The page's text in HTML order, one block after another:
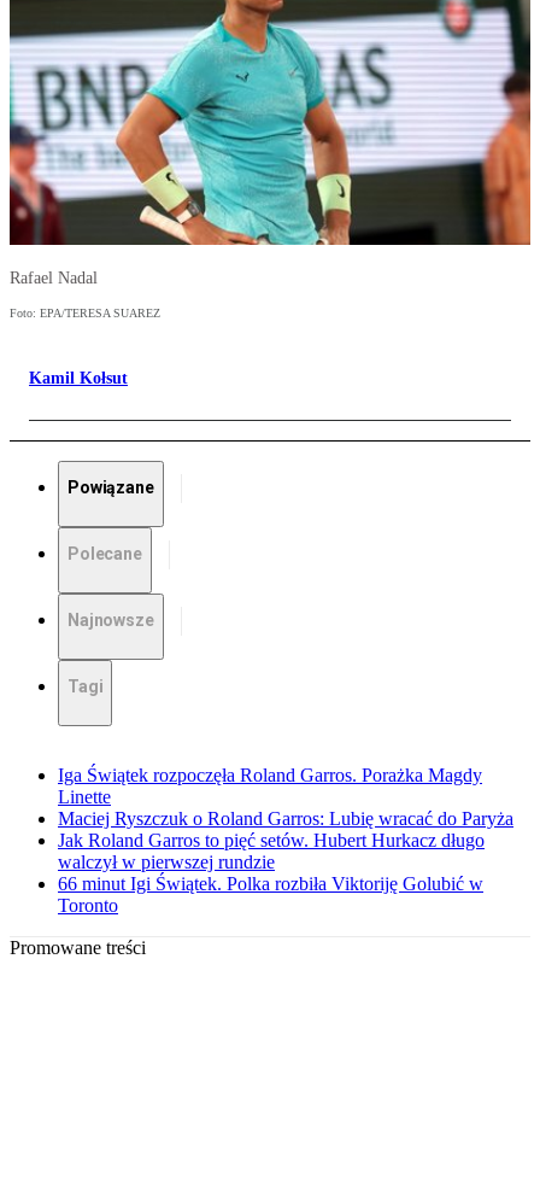
Rafael Nadal
Foto: EPA/TERESA SUAREZ
Kamil Kołsut
Powiązane
Polecane
Najnowsze
Tagi
Iga Świątek rozpoczęła Roland Garros. Porażka Magdy
Linette
Maciej Ryszczuk o Roland Garros: Lubię wracać do Paryża
Jak Roland Garros to pięć setów. Hubert Hurkacz długo
walczył w pierwszej rundzie
66 minut Igi Świątek. Polka rozbiła Viktoriję Golubić w
Toronto
Promowane treści